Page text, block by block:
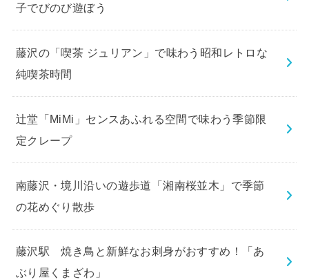
子でびのび遊ぼう
藤沢の「喫茶 ジュリアン」で味わう昭和レトロな
純喫茶時間
辻堂「MiMi」センスあふれる空間で味わう季節限
定クレープ
南藤沢・境川沿いの遊歩道「湘南桜並木」で季節
の花めぐり散歩
藤沢駅 焼き鳥と新鮮なお刺身がおすすめ！「あ
ぶり屋くまざわ」